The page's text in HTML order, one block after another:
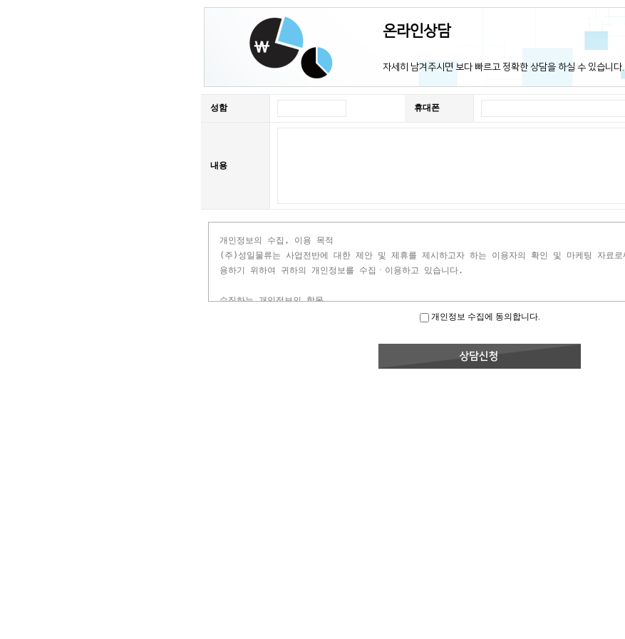
온라인상담
자세히 남겨주시면 보다 빠르고 정확한 상담을 하실 수 있습니다.
성함 휴대폰
내용
개인정보 수집에 동의합니다.